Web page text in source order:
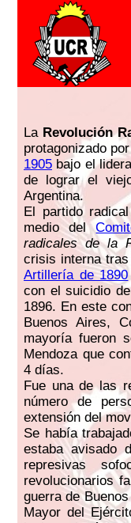
La Revolución
protagonizado
1905 bajo el
de lograr el
Argentina.
El partido
medio del
radicales de la
crisis interna
Artillería de 1890
con el suicidio
1896. En este
Buenos Aires,
mayoría fueron
Mendoza que
4 días.
Fue una de las
número de
extensión del
Se había
estaba avisado
represivas
revolucionarios
guerra de
Mayor del